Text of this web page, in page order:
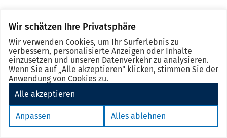
Wir schätzen Ihre Privatsphäre
Wir verwenden Cookies, um Ihr Surferlebnis zu
verbessern, personalisierte Anzeigen oder Inhalte
einzusetzen und unseren Datenverkehr zu analysieren.
Wenn Sie auf „Alle akzeptieren" klicken, stimmen Sie der
Anwendung von Cookies zu.
Anpassen Alles ablehnen
Alle akzeptieren